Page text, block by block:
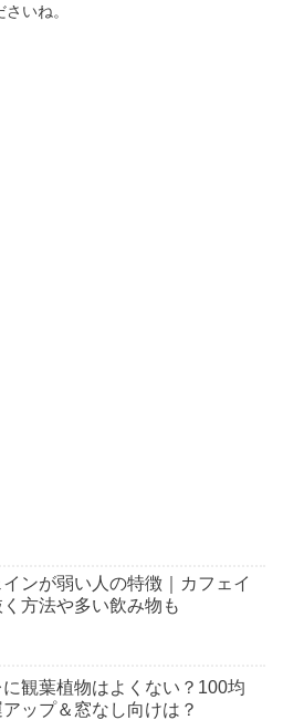
いね。
インが弱い人の特徴｜カフェイ
く方法や多い飲み物も
に観葉植物はよくない？100均
ップ＆窓なし向けは？